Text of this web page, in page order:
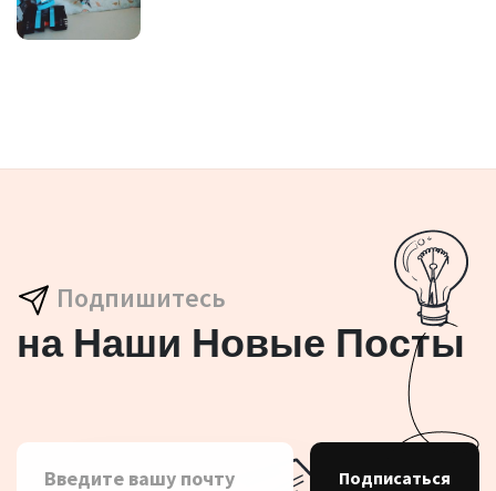
Подпишитесь
на Наши Новые Посты
Подписаться